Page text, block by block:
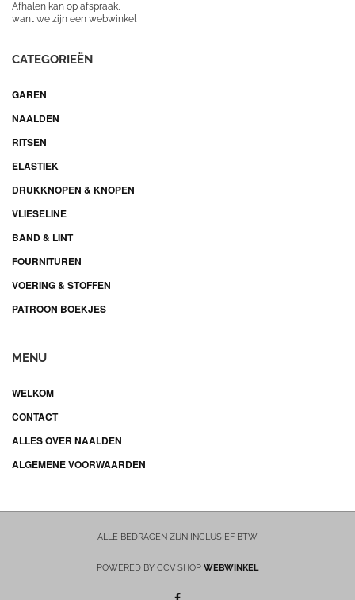
Afhalen kan op afspraak,
want we zijn een webwinkel
CATEGORIEËN
GAREN
NAALDEN
RITSEN
ELASTIEK
DRUKKNOPEN & KNOPEN
VLIESELINE
BAND & LINT
FOURNITUREN
VOERING & STOFFEN
PATROON BOEKJES
MENU
WELKOM
CONTACT
ALLES OVER NAALDEN
ALGEMENE VOORWAARDEN
ALLE BEDRAGEN ZIJN INCLUSIEF BTW
POWERED BY CCV SHOP WEBWINKEL